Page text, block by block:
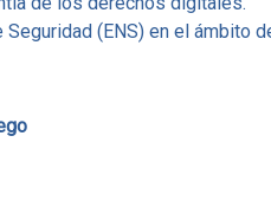
(ENS) en el ámbito